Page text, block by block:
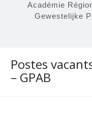
Académie
Gewestelijke
Postes
– GPAB